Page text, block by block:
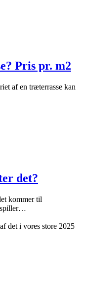
Pris pr. m2
af en træterrasse kan
det?
kommer til
spiller…